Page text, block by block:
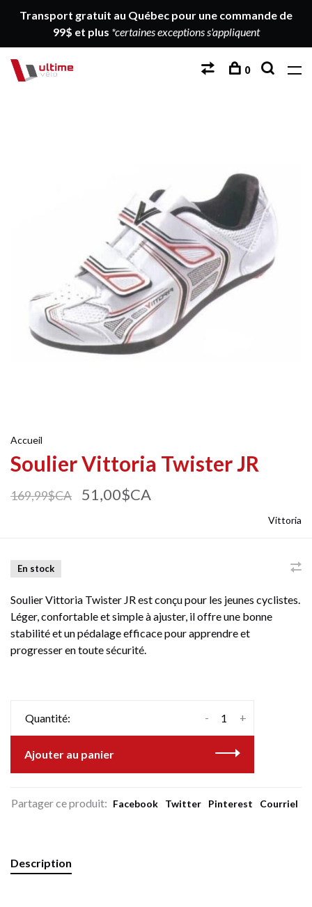
Transport gratuit au Québec pour une commande de
99$ et plus *certaines exceptions s'appliquent
0
Accueil
Soulier Vittoria Twister JR
169,99$CA 51,00$CA
Vittoria
En stock
Soulier Vittoria Twister JR est conçu pour les jeunes cyclistes.
Léger, confortable et simple à ajuster, il offre une bonne
stabilité et un pédalage efficace pour apprendre et
progresser en toute sécurité.
Quantité: +
-
Ajouter au panier
Partager ce produit: Facebook Twitter Pinterest Courriel
Description